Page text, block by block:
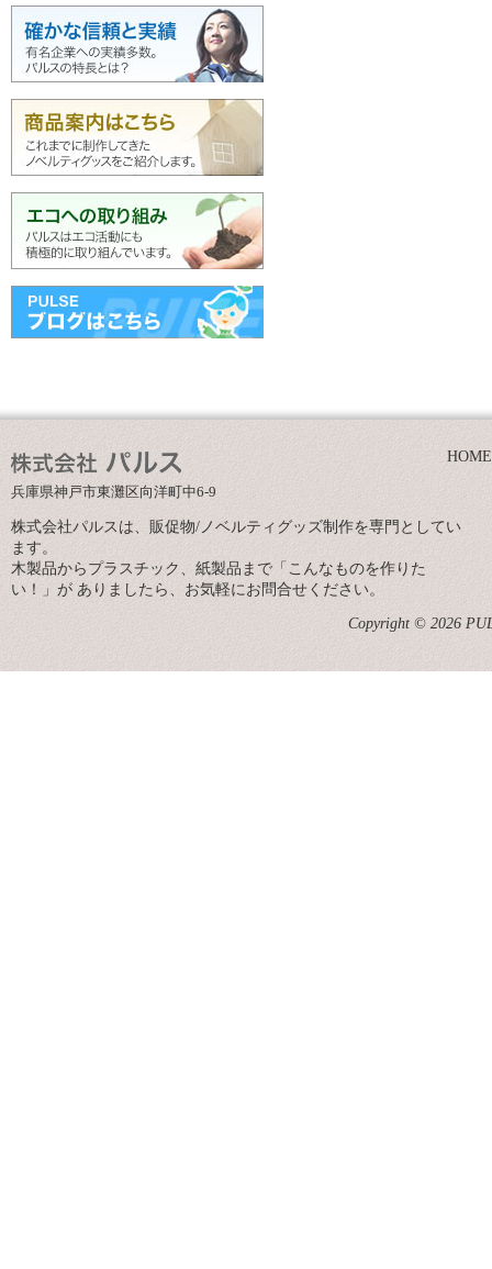
兵庫県神戸市東灘区向洋町中6-9
HOME
株式会社パルスは、販促物/ノベルティグッズ制作を専門としてい
ます。
木製品からプラスチック、紙製品まで「こんなものを作りた
い！」が ありましたら、お気軽にお問合せください。
Copyright © 2026